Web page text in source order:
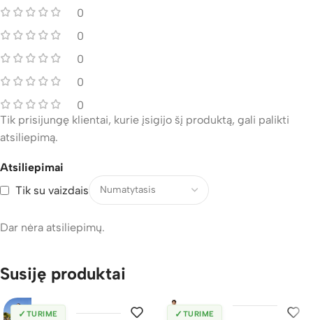
0
0
0
0
0
Atsiliepimai
Tik su vaizdais
Dar nėra atsiliepimų.
Tik prisijungę klientai, kurie įsigijo šį produktą, gali palikti
atsiliepimą.
Susiję produktai
✓ TURIME ✓ TURIME